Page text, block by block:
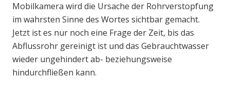
Mobilkamera wird die Ursache der Rohrverstopfung
im wahrsten Sinne des Wortes sichtbar gemacht.
Jetzt ist es nur noch eine Frage der Zeit, bis das
Abflussrohr gereinigt ist und das Gebrauchtwasser
wieder ungehindert ab- beziehungsweise
hindurchfließen kann.